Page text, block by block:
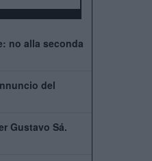
no alla seconda
del
Gustavo Sá.